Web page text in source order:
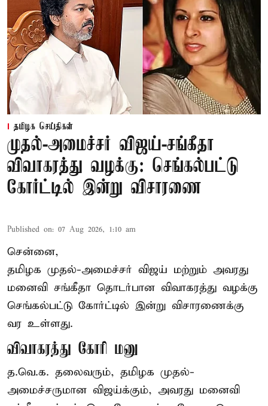
தமிழக செய்திகள்
முதல்-அமைச்சர் விஜய்-சங்கீதா
விவாகரத்து வழக்கு: செங்கல்பட்டு
கோர்ட்டில் இன்று விசாரணை
Published on: 07 Aug 2026, 1:10 am
சென்னை,
தமிழக முதல்-அமைச்சர் விஜய் மற்றும் அவரது
மனைவி சங்கீதா தொடர்பான விவாகரத்து வழக்கு
செங்கல்பட்டு கோர்ட்டில் இன்று விசாரணைக்கு
வர உள்ளது.
விவாகரத்து கோரி மனு
த.வெ.க. தலைவரும், தமிழக முதல்-
அமைச்சருமான விஜய்க்கும், அவரது மனைவி